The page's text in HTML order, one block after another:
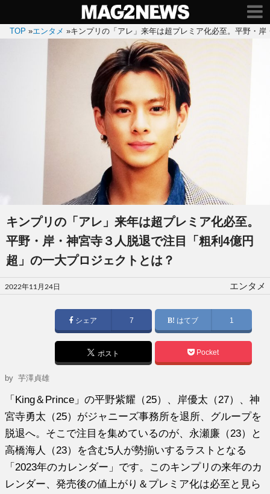
TOP »エンタメ »キンプリの「アレ」来年は超プレミア化必至。平野・
キンプリの「アレ」来年は超プレミア化必至。
平野・岸・神宮寺３人脱退で注目「粗利4億円
超」の一大プロジェクトとは？
投
稿
2022年11月24日 エンタメ
シェア 7 はてブ 1
ポスト Pocket
by芋澤貞雄
「King＆Prince」の平野紫耀（25）、岸優太（27）、神
宮寺勇太（25）がジャニーズ事務所を退所、グループを
脱退へ。そこで注目を集めているのが、永瀬廉（23）と
高橋海人（23）を含む5人が勢揃いするラストとなる
「2023年のカレンダー」です。このキンプリの来年のカ
レンダー、発売後の値上がり＆プレミア化は必至と見ら